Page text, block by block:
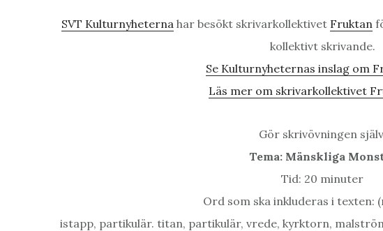
SVT Kulturnyheterna har besökt skrivarkollektivet Fruktan
kollektivt skrivande.
Se Kulturnyheternas inslag om
Läs mer om skrivarkollektivet
Gör skrivövningen
Tema: Mänskliga
Tid: 20 minuter
Ord som ska inkluderas i texten:
istapp, partikulär. titan, partikulär, vrede, kyrktorn,